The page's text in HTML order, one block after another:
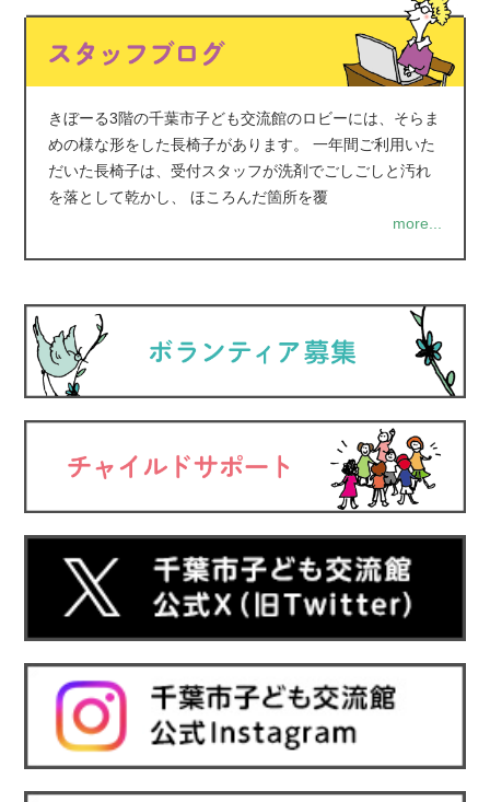
きぼーる3階の千葉市子ども交流館のロビーには、そらま
めの様な形をした長椅子があります。 一年間ご利用いた
だいた長椅子は、受付スタッフが洗剤でごしごしと汚れ
を落として乾かし、 ほころんだ箇所を覆
more...